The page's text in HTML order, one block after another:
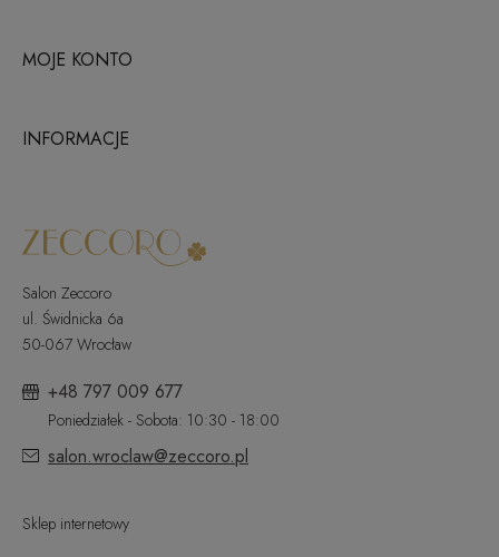
MOJE KONTO
INFORMACJE
Salon Zeccoro
ul. Świdnicka 6a
50-067 Wrocław
+48 797 009 677
Poniedziałek - Sobota: 10:30 - 18:00
salon.wroclaw@zeccoro.pl
Sklep internetowy